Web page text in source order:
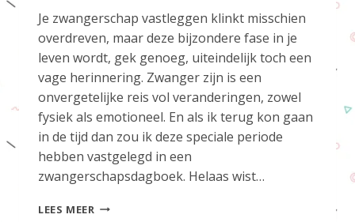
Je zwangerschap vastleggen klinkt misschien
overdreven, maar deze bijzondere fase in je
leven wordt, gek genoeg, uiteindelijk toch een
vage herinnering. Zwanger zijn is een
onvergetelijke reis vol veranderingen, zowel
fysiek als emotioneel. En als ik terug kon gaan
in de tijd dan zou ik deze speciale periode
hebben vastgelegd in een
zwangerschapsdagboek. Helaas wist…
LEES MEER HOERA: